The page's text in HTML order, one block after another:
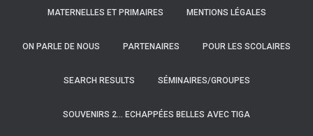
MATERNELLES ET PRIMAIRES MENTIONS LÉGALES
ON PARLE DE NOUS PARTENAIRES POUR LES SCOLAIRES
SEARCH RESULTS SÉMINAIRES/GROUPES
SOUVENIRS 2… ECHAPPÉES BELLES AVEC TIGA